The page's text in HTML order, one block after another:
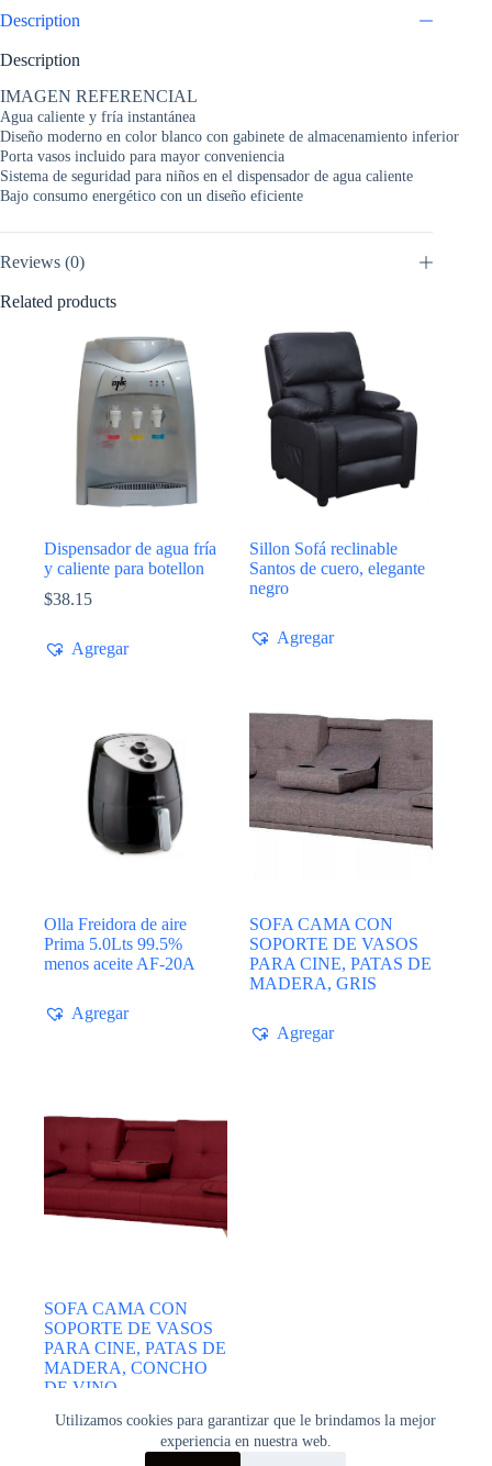
Utilizamos cookies para garantizar que le brindamos la mejor
experiencia en nuestra web.
Description
Description
IMAGEN REFERENCIAL
Agua caliente y fría instantánea
Diseño moderno en color blanco con gabinete de almacenamiento inferior
Porta vasos incluido para mayor conveniencia
Sistema de seguridad para niños en el dispensador de agua caliente
Bajo consumo energético con un diseño eficiente
Reviews (0)
Related products
Dispensador de agua fría
y caliente para botellon
$38.15
Agregar
Sillon Sofá reclinable
Santos de cuero, elegante
negro
Agregar
Olla Freidora de aire
Prima 5.0Lts 99.5%
menos aceite AF-20A
Agregar
SOFA CAMA CON
SOPORTE DE VASOS
PARA CINE, PATAS DE
MADERA, GRIS
Agregar
SOFA CAMA CON
SOPORTE DE VASOS
PARA CINE, PATAS DE
MADERA, CONCHO
DE VINO